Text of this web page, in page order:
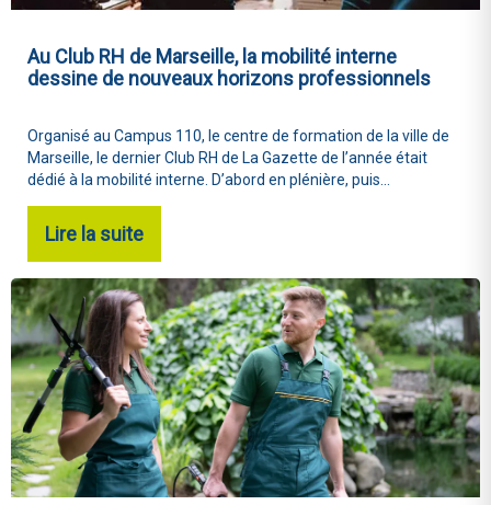
Au Club RH de Marseille, la mobilité interne
dessine de nouveaux horizons professionnels
Organisé au Campus 110, le centre de formation de la ville de
Marseille, le dernier Club RH de La Gazette de l’année était
dédié à la mobilité interne. D’abord en plénière, puis...
Lire la suite